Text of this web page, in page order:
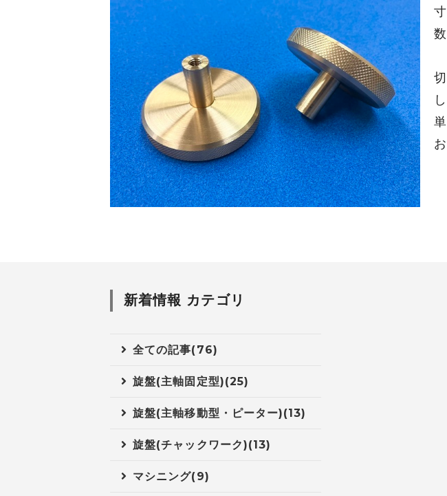
新着情報 カテゴリ
全ての記事(76)
旋盤(主軸固定型)(25)
旋盤(主軸移動型・ピーター)(13)
旋盤(チャックワーク)(13)
マシニング(9)